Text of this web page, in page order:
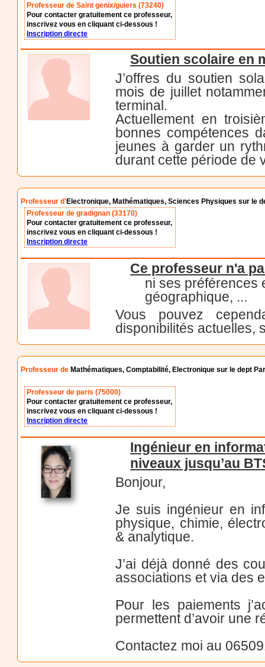
Professeur de Saint genix/guiers (73240)
Pour contacter gratuitement ce professeur,
inscrivez vous en cliquant ci-dessous !
Inscription directe
Soutien scolaire en
J’offres du soutien
mois de juillet
terminal.
Actuellement en
bonnes compétences
jeunes à garder un
durant cette période de
Professeur d'Electronique, Mathématiques, Sciences Physiques sur le
Professeur de gradignan (33170)
Pour contacter gratuitement ce professeur,
inscrivez vous en cliquant ci-dessous !
Inscription directe
Ce professeur n'a
ni ses préférences
géographique, ...
Vous pouvez
disponibilités actuelles,
Professeur de Mathématiques, Comptabilité, Electronique sur le dept
Professeur de paris (75000)
Pour contacter gratuitement ce professeur,
inscrivez vous en cliquant ci-dessous !
Inscription directe
Ingénieur en
niveaux jusqu’au
Bonjour,
Je suis ingénieur en
physique, chimie,
& analytique.
J’ai déjà donné des
associations et via des
Pour les paiements
permettent d’avoir une
Contactez moi au